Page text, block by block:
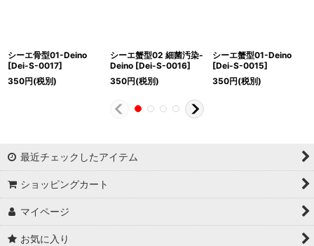
シーエ骨型01-Deino
[Dei-S-0017]
350円(税別)
シーエ蟹型02 細菌汚染-
Deino [Dei-S-0016]
350円(税別)
シーエ蟹型01-Deino
[Dei-S-0015]
350円(税別)
最近チェックしたアイテム
ショッピングカート
マイページ
お気に入り